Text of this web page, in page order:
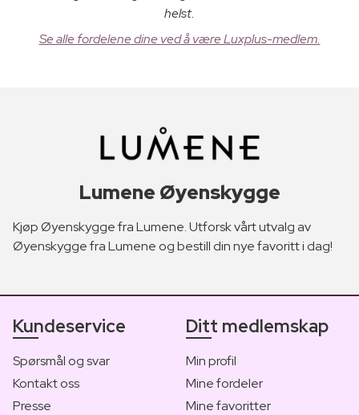
helst.
Se alle fordelene dine ved å være Luxplus-medlem.
Lumene Øyenskygge
Kjøp Øyenskygge fra Lumene. Utforsk vårt utvalg av
Øyenskygge fra Lumene og bestill din nye favoritt i dag!
Kundeservice
Spørsmål og svar
Kontakt oss
Presse
Ditt medlemskap
Min profil
Mine fordeler
Mine favoritter